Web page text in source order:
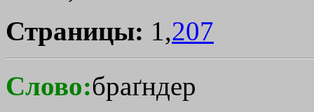
Страницы: 1,207
Слово:браґндер